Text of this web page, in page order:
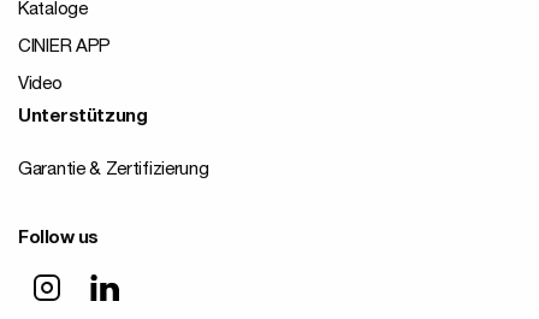
Kataloge
CINIER APP
Video
Unterstützung
Garantie & Zertifizierung
Follow us